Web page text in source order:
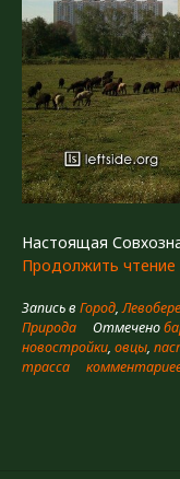
Настоящая
Продолжить чтение
Запись в Город,
Природа
Отмечено
новостройки, овцы,
трасса